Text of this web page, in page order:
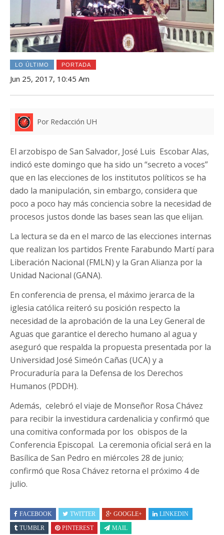
LO ÚLTIMO PORTADA
Jun 25, 2017, 10:45 Am
Por Redacción UH
El arzobispo de San Salvador, José Luis Escobar Alas,
indicó este domingo que ha sido un “secreto a voces”
que en las elecciones de los institutos políticos se ha
dado la manipulación, sin embargo, considera que
poco a poco hay más conciencia sobre la necesidad de
procesos justos donde las bases sean las que elijan.
La lectura se da en el marco de las elecciones internas
que realizan los partidos Frente Farabundo Martí para
Liberación Nacional (FMLN) y la Gran Alianza por la
Unidad Nacional (GANA).
En conferencia de prensa, el máximo jerarca de la
iglesia católica reiteró su posición respecto la
necesidad de la aprobación de la una Ley General de
Aguas que garantice el derecho humano al agua y
aseguró que respalda la propuesta presentada por la
Universidad José Simeón Cañas (UCA) y a
Procuraduría para la Defensa de los Derechos
Humanos (PDDH).
Además, celebró el viaje de Monseñor Rosa Chávez
para recibir la investidura cardenalicia y confirmó que
una comitiva conformada por los obispos de la
Conferencia Episcopal. La ceremonia oficial será en la
Basílica de San Pedro en miércoles 28 de junio;
confirmó que Rosa Chávez retorna el próximo 4 de
julio.
FACEBOOK TWITTER GOOGLE+
LINKEDIN
TUMBLR
PINTEREST MAIL